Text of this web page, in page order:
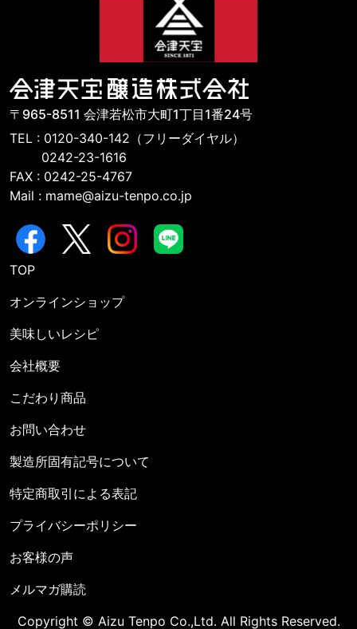
〒965-8511 会津若松市大町1丁目1番24号
TEL : 0120-340-142（フリーダイヤル）
0242-23-1616
FAX : 0242-25-4767
Mail : mame@aizu-tenpo.co.jp
TOP
オンラインショップ
美味しいレシピ
会社概要
こだわり商品
お問い合わせ
製造所固有記号について
特定商取引による表記
プライバシーポリシー
お客様の声
メルマガ購読
Copyright © Aizu Tenpo Co.,Ltd. All Rights Reserved.